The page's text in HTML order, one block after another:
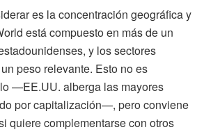
es la concentración geográfica y
está compuesto en más de un
y los sectores
peso relevante. Esto no es
—EE.UU. alberga las mayores
por capitalización—, pero conviene
quiere complementarse con otros